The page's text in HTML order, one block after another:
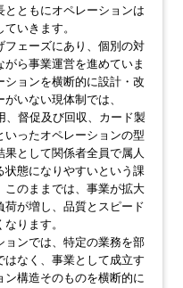
とともにオペレーションは
いきます。
フェーズにあり、個別の対
がら事業運営を進めていま
ションを横断的に設計・改
いない現体制では、
、督促及び回収、カード製
いったオペレーションの型
果として関係者全員で属人
状態になりやすいという課
このままでは、事業が拡大
荷が増し、品質とスピード
ります。
ョンでは、特定の業務を部
はなく、事業として成立す
ン構造そのものを横断的に